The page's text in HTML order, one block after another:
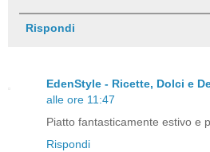
Rispondi
EdenStyle - Ricette, Dolci e
alle ore 11:47
Piatto fantasticamente estivo e
Rispondi